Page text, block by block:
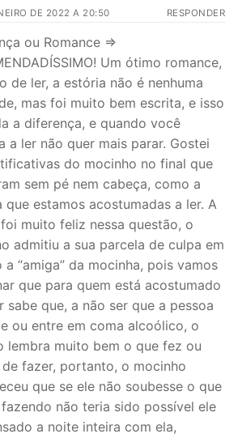
DE 2022 A 20:50 RESPONDER
ou Romance =>
Um ótimo romance,
de ler, a estória não é nenhuma
mas foi muito bem escrita, e isso
a diferença, e quando você
a ler não quer mais parar. Gostei
do mocinho no final que
sem pé nem cabeça, como a
que estamos acostumadas a ler. A
muito feliz nessa questão, o
admitiu a sua parcela de culpa em
a “amiga” da mocinha, pois vamos
que para quem está acostumado
sabe que, a não ser que a pessoa
ou entre em coma alcoólico, o
lembra muito bem o que fez ou
fazer, portanto, o mocinho
que se ele não soubesse o que
não teria sido possível ele
a noite inteira com ela,